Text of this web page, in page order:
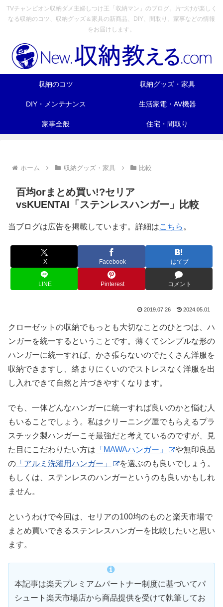
TVチャンピオン収納ダメ主婦しつけ王「収納マン」のブログ。片づけが楽しく
なる収納のコツ、収納グッズ＆家具の新商品、DIY、間取り、家事などの情報
をお届けします。
収納のコツ 収納グッズ・家具
DIY・メンテナンス 生活家電・AV機器
家事全般 住宅・間取り
ホーム 収納グッズ・家具 比較
百均orまとめ買い!?セリア
vsKUENTAI「ステンレスハンガー」比較
当ブログは広告を掲載しています。詳細はこちら 。
X Facebook はてブ
LINE Pinterest コメント
2019.07.26 2024.05.01
クローゼットの収納でもっとも大切なことのひとつは、ハ
ンガーを統一するということです。薄くてシンプルな形の
ハンガーに統一すれば、かさ張らないのでたくさん洋服を
収納できますし、絡まりにくいのでストレスなく洋服を出
し入れできて自然と片づきやすくなります。
でも、一体どんなハンガーに統一すれば良いのかと悩む人
もいることでしょう。私はクリーニング屋でもらえるプラ
スチック製ハンガーこそ最強だと考えているのですが、見
た目にこだわりたい方は 「MAWAハンガー」
や無印良品
の 「アルミ洗濯用ハンガー」
を選ぶのも良いでしょう。
もしくは、ステンレスのハンガーというのも良いかもしれ
ません。
というわけで今回は、セリアの100均のものと楽天市場で
まとめ買いできるステンレスハンガーを比較したいと思い
ます。
本記事は楽天プレミアムパートナー制度に基づいてパ
シュート楽天市場店から商品提供を受けて執筆してお